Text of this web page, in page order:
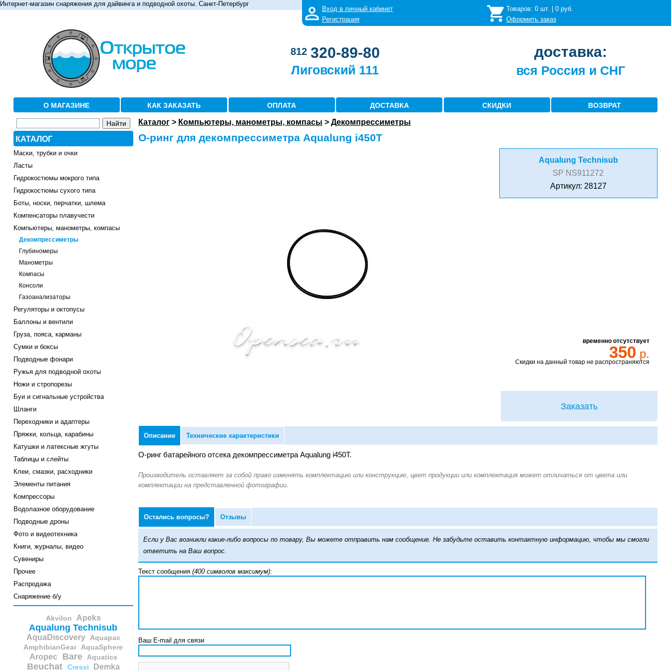
Интернет-магазин снаряжения для дайвинга и подводной охоты. Санкт-Петербург
Вход в личный кабинет
Регистрация
Товаров: 0шт. | 0руб.
Оформить заказ
812 320-89-80
Лиговский 111
доставка:
вся Россия и СНГ
О МАГАЗИНЕ КАК ЗАКАЗАТЬ ОПЛАТА ДОСТАВКА СКИДКИ ВОЗВРАТ
КАТАЛОГ
Маски, трубки и очки
Ласты
Гидрокостюмы мокрого типа
Гидрокостюмы сухого типа
Боты, носки, перчатки, шлема
Компенсаторы плавучести
Компьютеры, манометры, компасы
Декомпрессиметры
Глубиномеры
Манометры
Компасы
Консоли
Газоанализаторы
Регуляторы и октопусы
Баллоны и вентили
Груза, пояса, карманы
Сумки и боксы
Подводные фонари
Ружья для подводной охоты
Ножи и стропорезы
Буи и сигнальные устройства
Шланги
Переходники и адаптеры
Пряжки, кольца, карабины
Катушки и латексные жгуты
Таблицы и слейты
Клеи, смазки, расходники
Элементы питания
Компрессоры
Водолазное оборудование
Подводные дроны
Фото и видеотехника
Книги, журналы, видео
Сувениры
Прочее
Распродажа
Снаряжение б/у
Akvilon Apeks
Aqualung Technisub
AquaDiscovery Aquapac
AmphibianGear AquaSphere
Aropec Bare Aquatics
Beuchat Cressi Demka
Каталог> Компьютеры, манометры, компасы > Декомпрессиметры
О-ринг для декомпрессиметра Aqualung i450T
Aqualung Technisub
SP NS911272
Артикул: 28127
временно отсутствует
350 р.
Скидки на данный товар не распространяются
Заказать
Описание Технические характеристики
О-ринг батарейного отсека декомпрессиметра Aqualung i450T.
Остались вопросы? Отзывы
Если у Вас возникли какие-либо вопросы по товару, Вы можете отправить нам сообщение. Не забудьте оставить контактную информацию, чтобы мы смогли
ответить на Ваш вопрос.
Текст сообщения (400 символов максимум):
Ваш E-mail для связи